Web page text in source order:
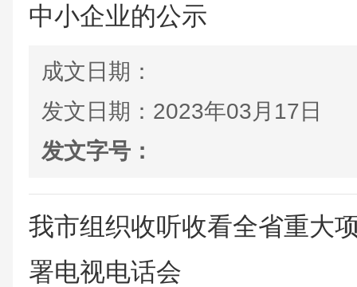
中小企业的公示
成文日期：
发文日期： 2023年03月17日
发文字号：
我市组织收听收看全省重大
署电视电话会